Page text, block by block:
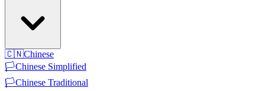
🇨🇳Chinese
🏳️Chinese Simplified
🏳️Chinese Traditional